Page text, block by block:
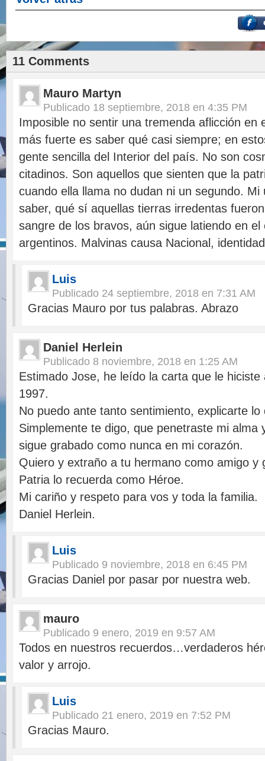
11 Comments
Mauro Martyn
Publicado 18 septiembre, 2018 en 4:35 PM
Imposible no sentir una tremenda aflicción en
más fuerte es saber qué casi siempre; en
gente sencilla del Interior del país. No son
citadinos. Son aquellos que sienten que la
cuando ella llama no dudan ni un segundo. Mi
saber, qué sí aquellas tierras irredentas
sangre de los bravos, aún sigue latiendo en el
argentinos. Malvinas causa Nacional,
Luis
Publicado 24 septiembre, 2018 en 7:31 AM
Gracias Mauro por tus palabras. Abrazo
Daniel Herlein
Publicado 8 noviembre, 2018 en 1:25 AM
Estimado Jose, he leído la carta que le hiciste
1997.
No puedo ante tanto sentimiento, explicarte
Simplemente te digo, que penetraste mi alma
sigue grabado como nunca en mi corazón.
Quiero y extraño a tu hermano como amigo y
Patria lo recuerda como Héroe.
Mi cariño y respeto para vos y toda la familia.
Daniel Herlein.
Luis
Publicado 9 noviembre, 2018 en 6:45 PM
Gracias Daniel por pasar por nuestra web.
mauro
Publicado 9 enero, 2019 en 9:57 AM
Todos en nuestros recuerdos…verdaderos
valor y arrojo.
Luis
Publicado 21 enero, 2019 en 7:52 PM
Gracias Mauro.